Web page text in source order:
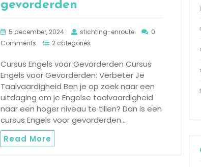
gevorderden
5 december, 2024 stichting-enroute
0
Comments
2 categories
Cursus Engels voor Gevorderden Cursus
Engels voor Gevorderden: Verbeter Je
Taalvaardigheid Ben je op zoek naar een
uitdaging om je Engelse taalvaardigheid
naar een hoger niveau te tillen? Dan is een
cursus Engels voor gevorderden…
Read More